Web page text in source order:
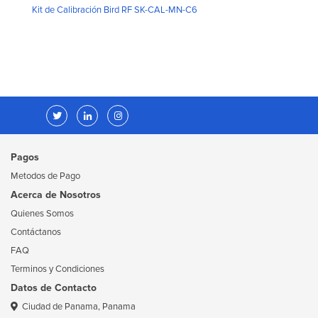
Kit de Calibración Bird RF SK-CAL-MN-C6
Pagos
Metodos de Pago
Acerca de Nosotros
Quienes Somos
Contáctanos
FAQ
Terminos y Condiciones
Datos de Contacto
Ciudad de Panama, Panama